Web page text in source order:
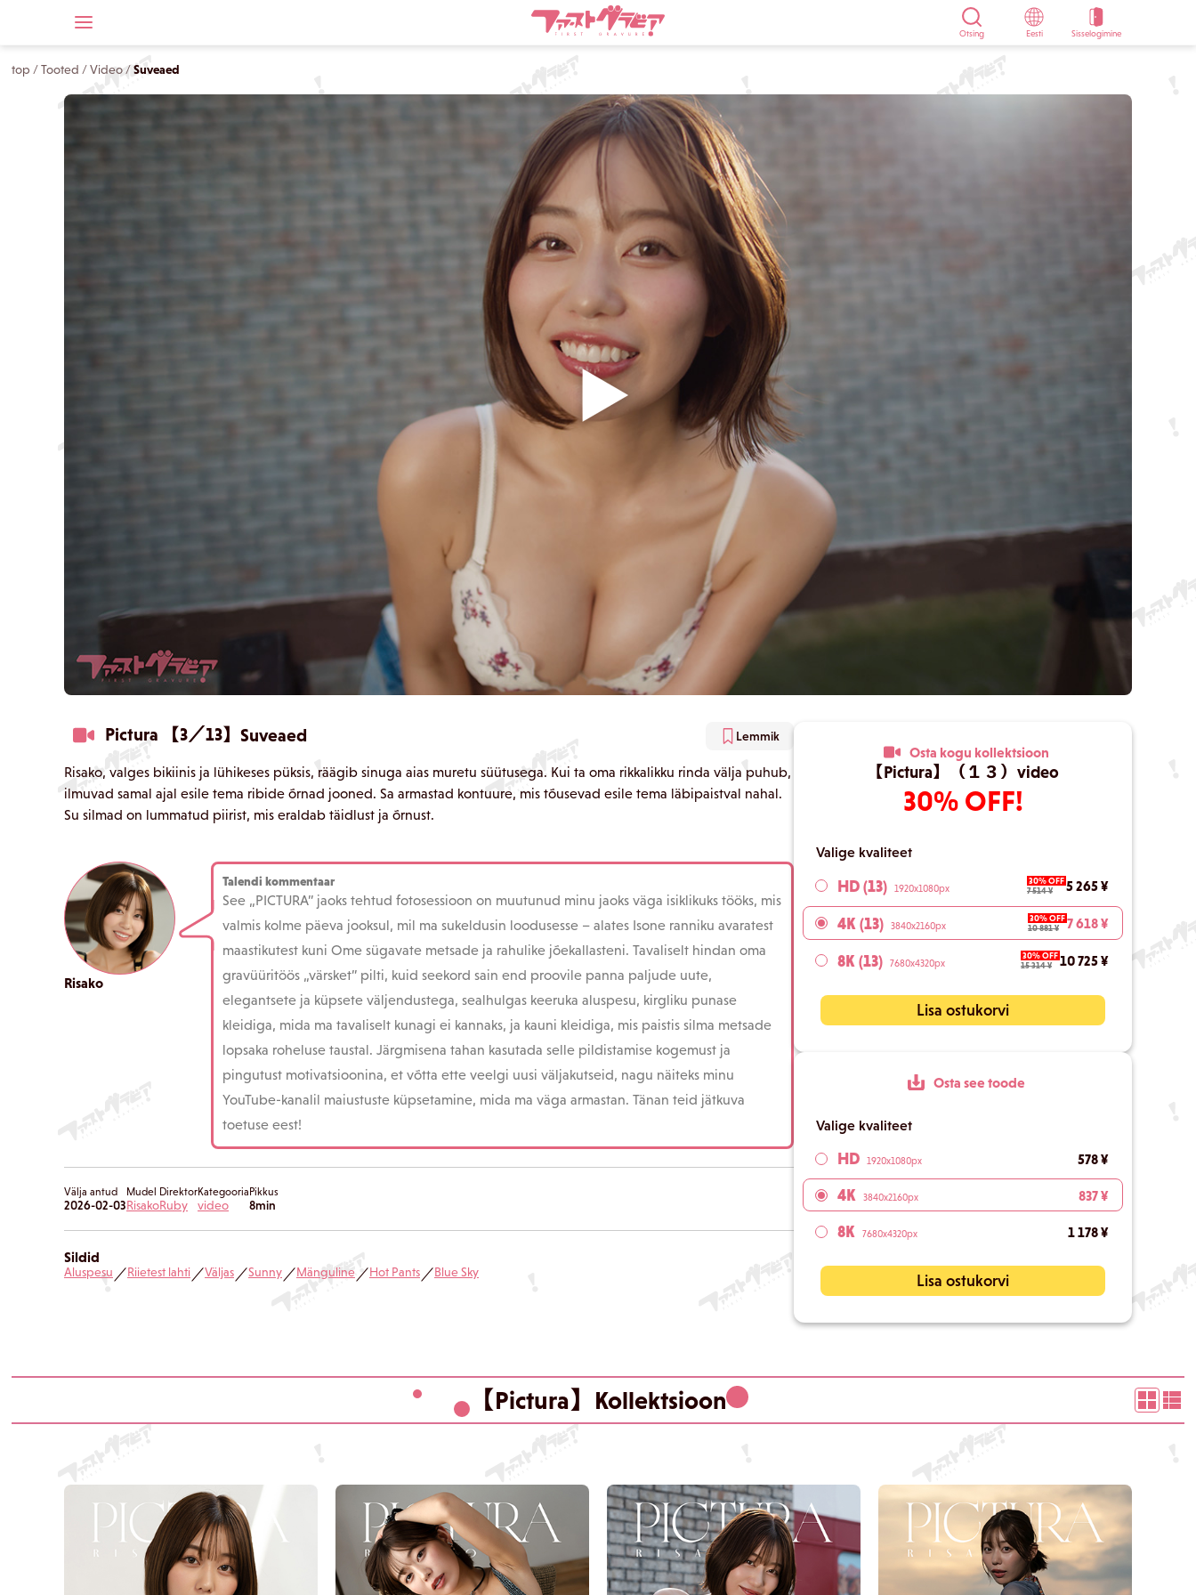
Otsing Eesti Sisselogimine
top /Tooted /Video/Suveaed
Pictura 【3／13】 Suveaed Lemmik
Risako, valges bikiinis ja lühikeses püksis, räägib sinuga aias muretu süütusega. Kui ta oma rikkalikku rinda välja puhub,
ilmuvad samal ajal esile tema ribide õrnad jooned. Sa armastad kontuure, mis tõusevad esile tema läbipaistval nahal.
Su silmad on lummatud piirist, mis eraldab täidlust ja õrnust.
Risako
Talendi kommentaar
See „PICTURA” jaoks tehtud fotosessioon on muutunud minu jaoks väga isiklikuks tööks, mis
valmis kolme päeva jooksul, mil ma sukeldusin loodusesse – alates Isone ranniku avaratest
maastikutest kuni Ome sügavate metsade ja rahulike jõekallasteni. Tavaliselt hindan oma
gravüüritöös „värsket” pilti, kuid seekord sain end proovile panna paljude uute,
elegantsete ja küpsete väljendustega, sealhulgas keeruka aluspesu, kirgliku punase
kleidiga, mida ma tavaliselt kunagi ei kannaks, ja kauni kleidiga, mis paistis silma metsade
lopsaka roheluse taustal. Järgmisena tahan kasutada selle pildistamise kogemust ja
pingutust motivatsioonina, et võtta ette veelgi uusi väljakutseid, nagu näiteks minu
YouTube-kanalil maiustuste küpsetamine, mida ma väga armastan. Tänan teid jätkuva
toetuse eest!
Välja antud
2026-02-03
Mudel
Risako
Direktor
Ruby
Kategooria
video
Pikkus
8min
Sildid
Aluspesu ／Riietest lahti／Väljas／Sunny／Mänguline／Hot Pants／Blue Sky
Osta kogu kollektsioon
【Pictura】（１３）video
30% OFF!
Valige kvaliteet
HD (13) 1920x1080px
30% OFF
7 514 ¥
5 265 ¥
4K (13) 3840x2160px
30% OFF
10 881 ¥
7 618 ¥
8K (13) 7680x4320px
30% OFF
15 314 ¥
10 725 ¥
Lisa ostukorvi
Osta see toode
Valige kvaliteet
HD 1920x1080px 578 ¥
4K 3840x2160px 837 ¥
8K 7680x4320px 1 178 ¥
Lisa ostukorvi
【Pictura】Kollektsioon